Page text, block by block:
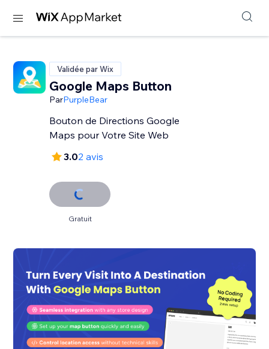
Validée par Wix
Google Maps Button
ParPurpleBear
Bouton de Directions Google
Maps pour Votre Site Web
3.02 avis
Gratuit